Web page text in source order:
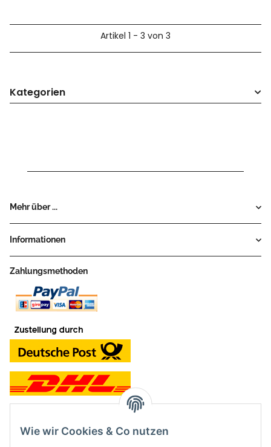
Artikel 1 - 3 von 3
Kategorien
Mehr über ...
Informationen
Zahlungsmethoden
Wie wir Cookies & Co nutzen